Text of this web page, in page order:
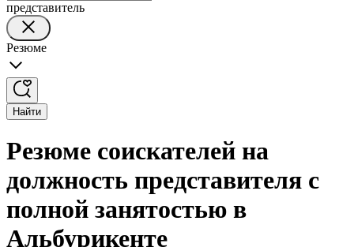
представитель
Резюме
Найти
Резюме соискателей на
должность представителя с
полной занятостью в
Альбурикенте